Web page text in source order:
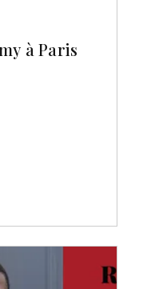
à Paris